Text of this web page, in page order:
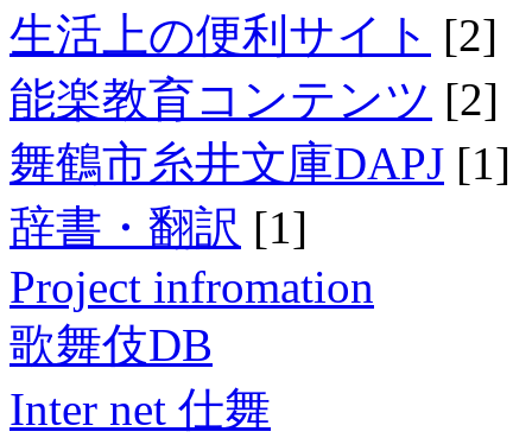
生活上の便利サイト [2]
能楽教育コンテンツ [2]
舞鶴市糸井文庫DAPJ [1]
辞書・翻訳 [1]
Project infromation
歌舞伎DB
Inter net 仕舞